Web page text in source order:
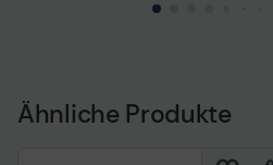
Ähnliche Produkte